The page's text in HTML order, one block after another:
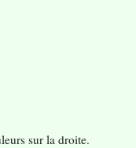
sur la droite.